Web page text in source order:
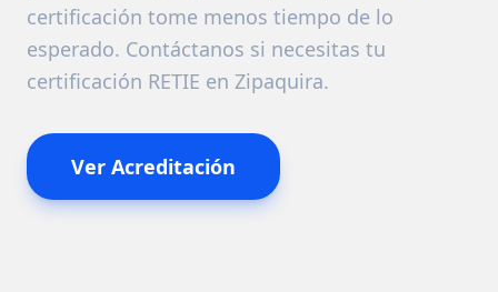
certificación tome menos tiempo de lo
esperado. Contáctanos si necesitas tu
certificación RETIE en Zipaquira.
Ver Acreditación